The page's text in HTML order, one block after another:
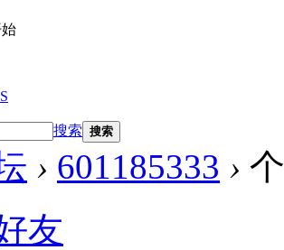
搜索 搜索
› 601185333 ›
友